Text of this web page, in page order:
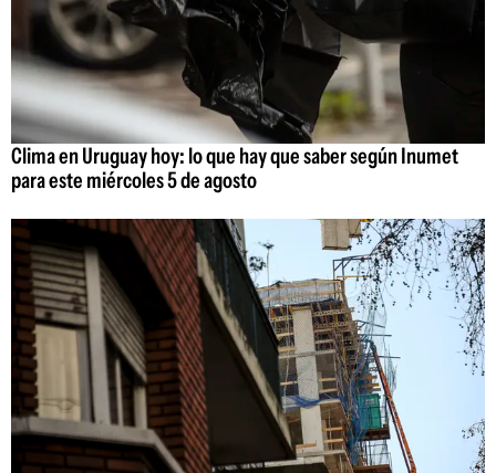
Clima en Uruguay hoy: lo que hay que saber según Inumet
para este miércoles 5 de agosto